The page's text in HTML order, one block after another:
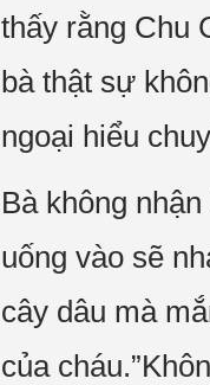
thấy rằng Chu
bà thật sự
ngoại hiểu
Bà không
uống vào sẽ
cây dâu mà
của